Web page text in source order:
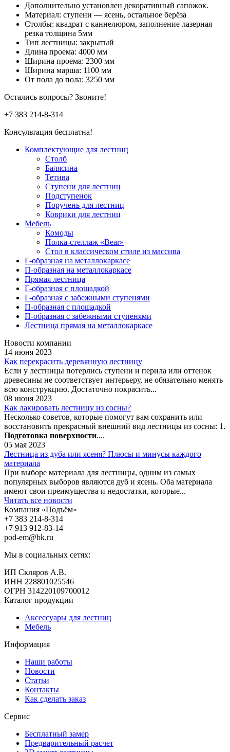
Дополнительно установлен декоративный сапожок.
Материал: ступени — ясень, остальное берёза
Столбы: квадрат с каннелюром, заполнение лазерная
резка толщина 5мм
Тип лестницы: закрытый
Длина проема: 4000 мм
Ширина проема: 2300 мм
Ширина марша: 1100 мм
От пола до пола: 3250 мм
Остались вопросы? Звоните!
+7 383 214-8-314
Консультация бесплатна!
Комплектующие для лестниц
Столб
Балясина
Тетива
Ступени для лестниц
Подступенок
Поручень для лестниц
Коврики для лестниц
Мебель
Комоды
Полка-стеллаж «Bear»
Стол в классическом стиле из массива
Г-образная на металлокаркасе
П-образная на металлокаркасе
Прямая лестница
Г-образная с площадкой
Г-образная с забежными ступенями
П-образная с площадкой
П-образная с забежными ступенями
Лестница прямая на металлокаркасе
Новости компании
14 июня 2023
Как перекрасить деревянную лестницу
Если у лестницы потерлись ступени и перила или оттенок
древесины не соответствует интерьеру, не обязательно менять
всю конструкцию. Достаточно покрасить...
08 июня 2023
Как лакировать лестницу из сосны?
Несколько советов, которые помогут вам сохранить или
восстановить прекрасный внешний вид лестницы из сосны: 1.
Подготовка поверхности....
05 мая 2023
Лестница из дуба или ясеня? Плюсы и минусы каждого
материала
При выборе материала для лестницы, одним из самых
популярных выборов являются дуб и ясень. Оба материала
имеют свои преимущества и недостатки, которые...
Читать все новости
Компания «Подъём»
+7 383 214-8-314
+7 913 912-83-14
pod-em@bk.ru
Мы в социальных сетях:
ИП Скляров А.В.
ИНН 228801025546
ОГРН 314220109700012
Каталог продукции
Аксессуары для лестниц
Мебель
Информация
Наши работы
Новости
Статьи
Контакты
Как сделать заказ
Сервис
Бесплатный замер
Предварительный расчет